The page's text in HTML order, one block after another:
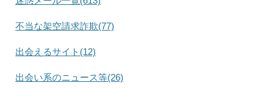
不当な架空請求詐欺(77)
出会えるサイト(12)
出会い系のニュース等(26)